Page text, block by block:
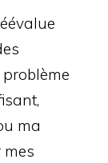
ma